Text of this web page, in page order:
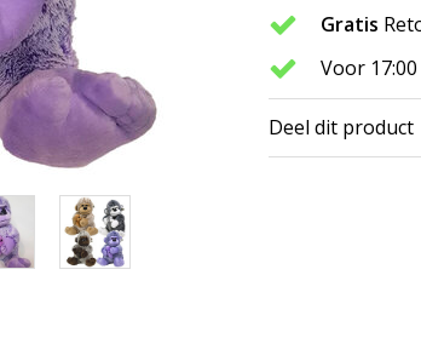
Gratis
Voor
Deel dit product